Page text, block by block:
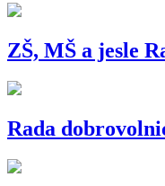
ZŠ, MŠ a jesle
Rada